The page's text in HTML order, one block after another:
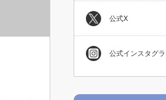
公式Ⅹ
公式インスタグ